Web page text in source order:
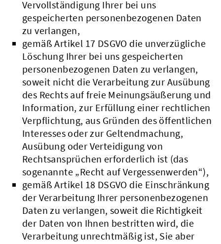
Vervollständigung Ihrer bei uns
gespeicherten personenbezogenen Daten
zu verlangen,
gemäß Artikel 17 DSGVO die unverzügliche
Löschung Ihrer bei uns gespeicherten
personenbezogenen Daten zu verlangen,
soweit nicht die Verarbeitung zur Ausübung
des Rechts auf freie Meinungsäußerung und
Information, zur Erfüllung einer rechtlichen
Verpflichtung, aus Gründen des öffentlichen
Interesses oder zur Geltendmachung,
Ausübung oder Verteidigung von
Rechtsansprüchen erforderlich ist (das
sogenannte „Recht auf Vergessenwerden“),
gemäß Artikel 18 DSGVO die Einschränkung
der Verarbeitung Ihrer personenbezogenen
Daten zu verlangen, soweit die Richtigkeit
der Daten von Ihnen bestritten wird, die
Verarbeitung unrechtmäßig ist, Sie aber